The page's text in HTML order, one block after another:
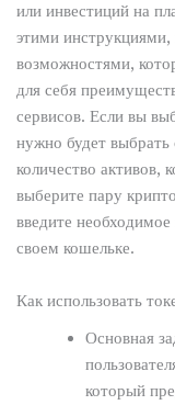
или инвестиций на
этими инструкциями,
возможностями,
для себя
сервисов. Если вы
нужно будет выбрать
количество активов,
выберите пару
введите
своем кошельке.
Как использовать
Основная
который